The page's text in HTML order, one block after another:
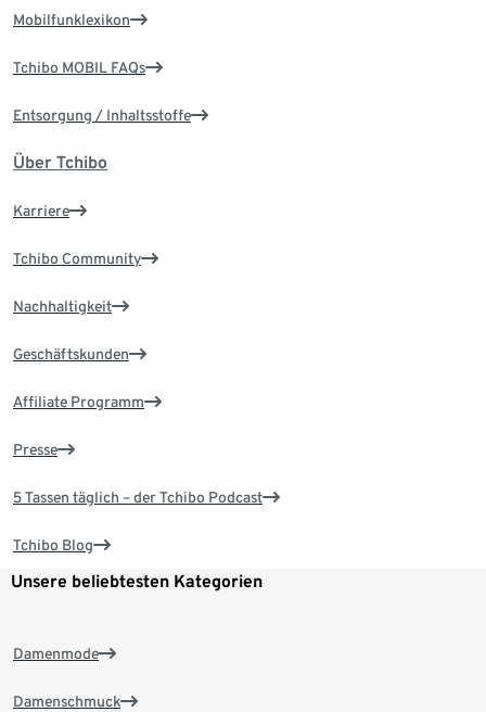
Mobilfunklexikon
Tchibo MOBIL FAQs
Entsorgung / Inhaltsstoffe
Über Tchibo
Karriere
Tchibo Community
Nachhaltigkeit
Geschäftskunden
Affiliate Programm
Presse
5 Tassen täglich – der Tchibo Podcast
Tchibo Blog
Unsere beliebtesten Kategorien
Damenmode
Damenschmuck